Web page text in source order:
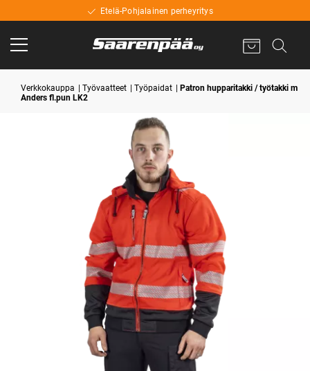
Etelä-Pohjalainen perheyritys
Verkkokauppa Työvaatteet Työpaidat
Patron hupparitakki / työtakki m
Anders fl.pun LK2